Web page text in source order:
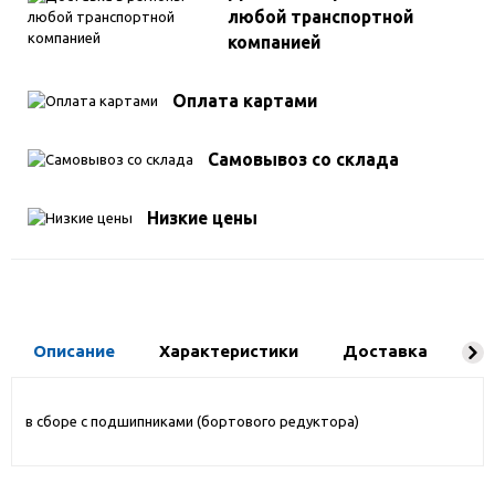
любой транспортной
компанией
Оплата картами
Самовывоз со склада
Низкие цены
Описание Характеристики Доставка
в сборе с подшипниками (бортового редуктора)